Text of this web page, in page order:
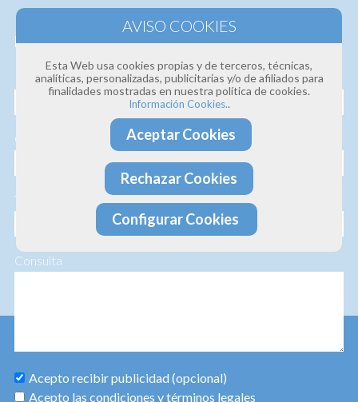
Profesionalidad · Experiencia · Efectividad
Nombre
Correo electrónico
Teléfono
Consulta
Acepto recibir publicidad (opcional)
Acepto las condiciones y términos legales
Esta Web usa cookies propias y de terceros, técnicas,
analíticas, personalizadas, publicitarias y/o de afiliados para
finalidades mostradas en nuestra política de cookies.
Información Cookies..
Aceptar Cookies
Rechazar Cookies
Configurar Cookies